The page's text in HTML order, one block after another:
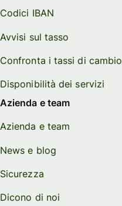
Codici IBAN
Avvisi sul tasso
Confronta i tassi di cambio
Disponibilità dei servizi
Azienda e team
Azienda e team
News e blog
Sicurezza
Dicono di noi